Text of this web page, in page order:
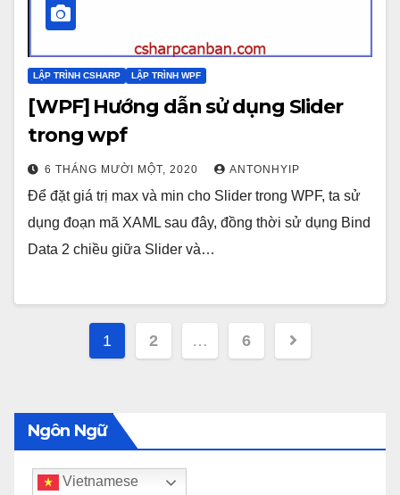
LẬP TRÌNH CSHARP LẬP TRÌNH WPF
[WPF] Hướng dẫn sử dụng Slider
trong wpf
6 THÁNG MƯỜI MỘT, 2020 ANTONHYIP
Để đặt giá trị max và min cho Slider trong WPF, ta sử
dụng đoạn mã XAML sau đây, đồng thời sử dụng Bind
Data 2 chiều giữa Slider và…
Phân
bài
viết
1 2 … 6
Ngôn Ngữ
Vietnamese